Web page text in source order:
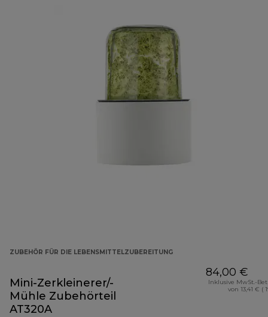
ZUBEHÖR FÜR DIE LEBENSMITTELZUBEREITUNG
Mini-Zerkleinerer/-
Mühle Zubehörteil
AT320A
84,00 €
Inklusive MwSt.-
von 13,41 € (